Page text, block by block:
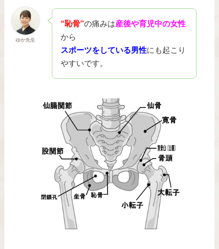
ゆか先生
“恥骨”の痛みは産後や育児中の女性
から
スポーツをしている男性にも起こり
やすいです。